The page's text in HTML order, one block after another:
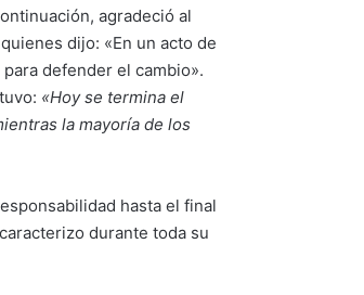
agradeció al
dijo: «En un acto de
defender el cambio».
«Hoy se termina el
la mayoría de los
hasta el final
durante toda su